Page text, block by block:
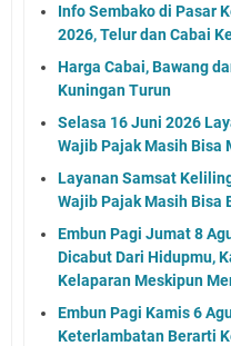
Info Sembako di Pasar
2026, Telur dan Cabai
Harga Cabai, Bawang
Kuningan Turun
Selasa 16 Juni 2026
Wajib Pajak Masih Bisa
Layanan Samsat
Wajib Pajak Masih Bisa
Embun Pagi Jumat 8
Dicabut Dari Hidupmu,
Kelaparan Meskipun
Embun Pagi Kamis 6
Keterlambatan Berarti